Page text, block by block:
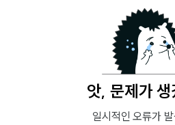
앗, 문제가
일시적인 오류가